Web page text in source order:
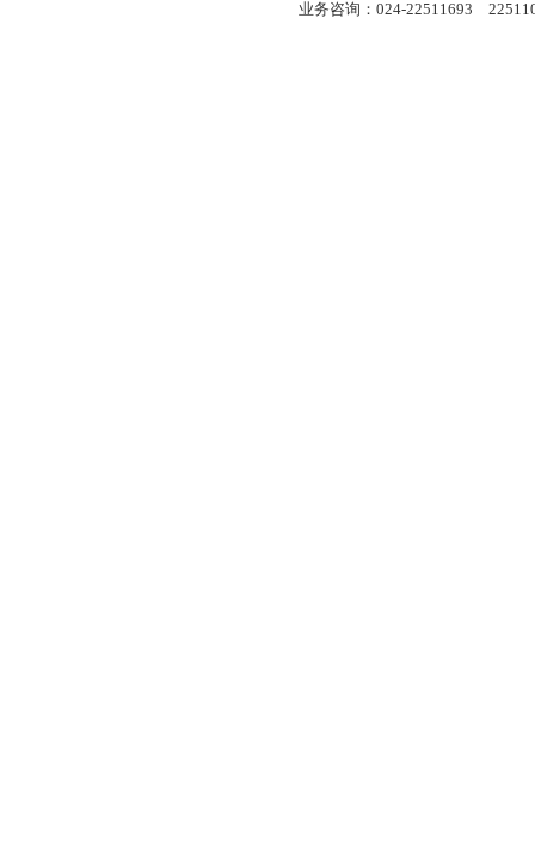
业务咨询：024-22511693